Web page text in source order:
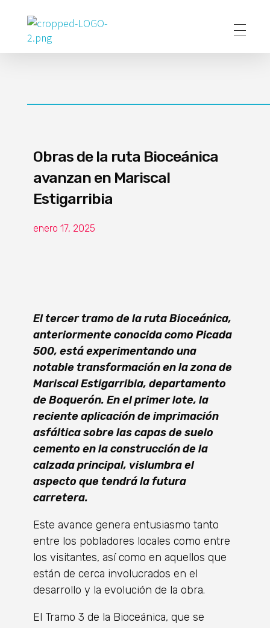
Poder Agropecuario
Obras de la ruta Bioceánica
avanzan en Mariscal
Estigarribia
enero 17, 2025
El tercer tramo de la ruta Bioceánica,
anteriormente conocida como Picada
500, está experimentando una
notable transformación en la zona de
Mariscal Estigarribia, departamento
de Boquerón. En el primer lote, la
reciente aplicación de imprimación
asfáltica sobre las capas de suelo
cemento en la construcción de la
calzada principal, vislumbra el
aspecto que tendrá la futura
carretera.
Este avance genera entusiasmo tanto
entre los pobladores locales como entre
los visitantes, así como en aquellos que
están de cerca involucrados en el
desarrollo y la evolución de la obra.
El Tramo 3 de la Bioceánica, que se